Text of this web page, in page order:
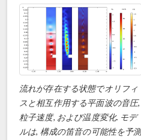
流れが存在する状態でオリフィ
スと相互作用する平面波の音圧,
粒子速度, および温度変化. モデ
ルは, 構成の笛音の可能性を予